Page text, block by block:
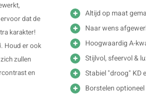
dat de
karakter!
Houd er ook
zullen
en
Altijd op maat
Naar wens
Hoogwaardig A-
Stijlvol, sfeervol &
Stabiel "droog" KD
Borstelen optioneel